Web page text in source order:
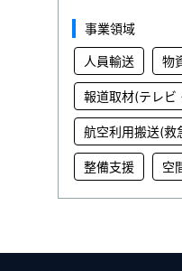
事業領域
人員輸送 物
報道取材(テレビ
航空利用搬送(救
整備支援 空